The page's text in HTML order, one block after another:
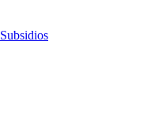
Subsidios